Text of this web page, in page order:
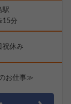
駅
15分
祝休み
お仕事≫